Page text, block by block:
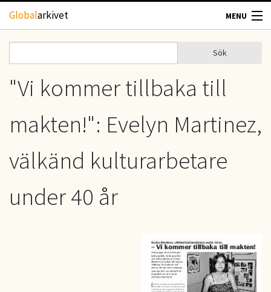
Hoppa till huvudinnehåll
Globalarkivet MENU
TIDSKRIFTER
GEOGRAFI
KONTAKT
Sökformulär
Sök
"Vi kommer tillbaka till
makten!": Evelyn Martinez,
välkänd kulturarbetare
under 40 år